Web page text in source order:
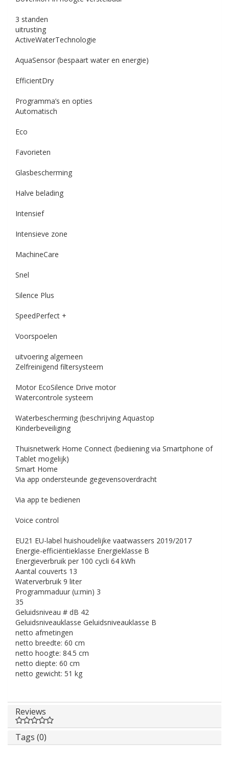
3 standen
uitrusting
ActiveWaterTechnologie
AquaSensor (bespaart water en energie)
EfficientDry
Programma’s en opties
Automatisch
Eco
Favorieten
Glasbescherming
Halve belading
Intensief
Intensieve zone
MachineCare
Snel
Silence Plus
SpeedPerfect +
Voorspoelen
uitvoering algemeen
Zelfreinigend filtersysteem
Motor EcoSilence Drive motor
Watercontrole systeem
Waterbescherming (beschrijving Aquastop
Kinderbeveiliging
Thuisnetwerk Home Connect (bediiening via Smartphone of
Tablet mogelijk)
Smart Home
Via app ondersteunde gegevensoverdracht
Via app te bedienen
Voice control
EU21 EU-label huishoudelijke vaatwassers 2019/2017
Energie-efficiëntieklasse Energieklasse B
Energieverbruik per 100 cycli 64 kWh
Aantal couverts 13
Waterverbruik 9 liter
Programmaduur (u:min) 3
35
Geluidsniveau # dB 42
Geluidsniveauklasse Geluidsniveauklasse B
netto afmetingen
netto breedte: 60 cm
netto hoogte: 84.5 cm
netto diepte: 60 cm
netto gewicht: 51 kg
Reviews
Tags (0)